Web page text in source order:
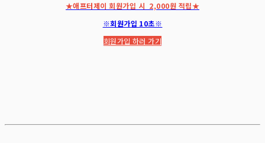
★애프터제이 회원가입 시 2,000원 적립★
※회원가입 10초※
회원가입 하러 가기